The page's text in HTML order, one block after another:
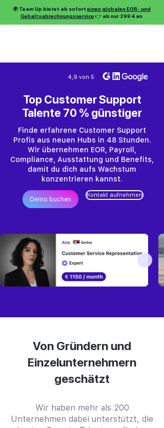
🌍 Team Up bietet ab sofort einen globalen EOR- und
Gehaltsabrechnungsservice 👉 ab nur 299 € an
4,9 von 5
Top Customer Support
Talente 70 % günstiger
Finde erfahrene Customer Support
Profis aus neuen Hubs in 48 Stunden.
Wir übernehmen EOR, Payroll,
Compliance, Ausstattung und Benefits,
damit du dich aufs Wachstum
konzentrieren kannst.
Demo buchen
Kontakt aufnehmen
Von Gründern und
Einzelunternehmern
geschätzt
Wir haben mehr als 200
Unternehmen dabei unterstützt, die